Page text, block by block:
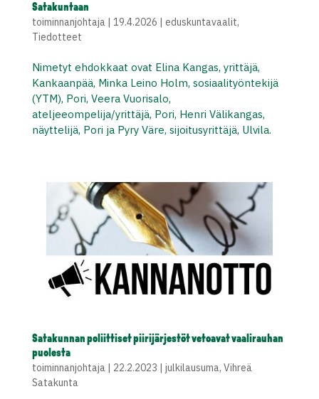
Satakuntaan
toiminnanjohtaja| 19.4.2026 | eduskuntavaalit,
Tiedotteet
Nimetyt ehdokkaat ovat Elina Kangas, yrittäjä,
Kankaanpää, Minka Leino Holm, sosiaalityöntekijä
(YTM), Pori, Veera Vuorisalo,
ateljeeompelija/yrittäjä, Pori, Henri Välikangas,
näyttelijä, Pori ja Pyry Väre, sijoitusyrittäjä, Ulvila.
Satakunnan poliittiset piirijärjestöt vetoavat vaalirauhan
puolesta
toiminnanjohtaja| 22.2.2023 julkilausuma, Vihreä
Satakunta